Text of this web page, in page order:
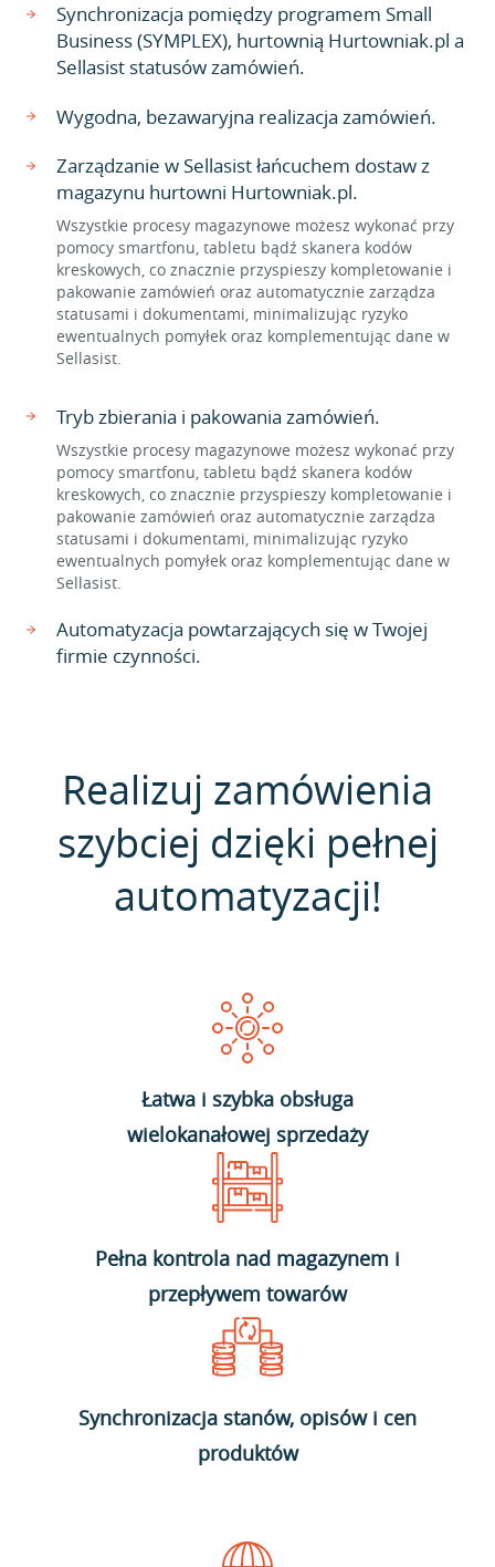
Synchronizacja pomiędzy programem Small
Business (SYMPLEX), hurtownią Hurtowniak.pl a
Sellasist statusów zamówień.
Wygodna, bezawaryjna realizacja zamówień.
Zarządzanie w Sellasist łańcuchem dostaw z
magazynu hurtowni Hurtowniak.pl.
Wszystkie procesy magazynowe możesz wykonać przy
pomocy smartfonu, tabletu bądź skanera kodów
kreskowych, co znacznie przyspieszy kompletowanie i
pakowanie zamówień oraz automatycznie zarządza
statusami i dokumentami, minimalizując ryzyko
ewentualnych pomyłek oraz komplementując dane w
Sellasist.
Tryb zbierania i pakowania zamówień.
Wszystkie procesy magazynowe możesz wykonać przy
pomocy smartfonu, tabletu bądź skanera kodów
kreskowych, co znacznie przyspieszy kompletowanie i
pakowanie zamówień oraz automatycznie zarządza
statusami i dokumentami, minimalizując ryzyko
ewentualnych pomyłek oraz komplementując dane w
Sellasist.
Automatyzacja powtarzających się w Twojej
firmie czynności.
Realizuj zamówienia
szybciej dzięki pełnej
automatyzacji!
Łatwa i szybka obsługa
wielokanałowej sprzedaży
Pełna kontrola nad magazynem i
przepływem towarów
Synchronizacja stanów, opisów i cen
produktów